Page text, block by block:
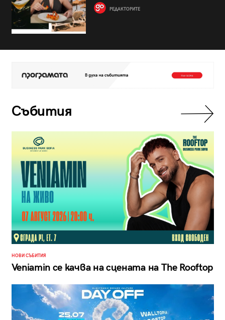
РЕДАКТОРИТЕ
Събития
НОВИ СЪБИТИЯ
Veniamin се качва на сцената на The Rooftop